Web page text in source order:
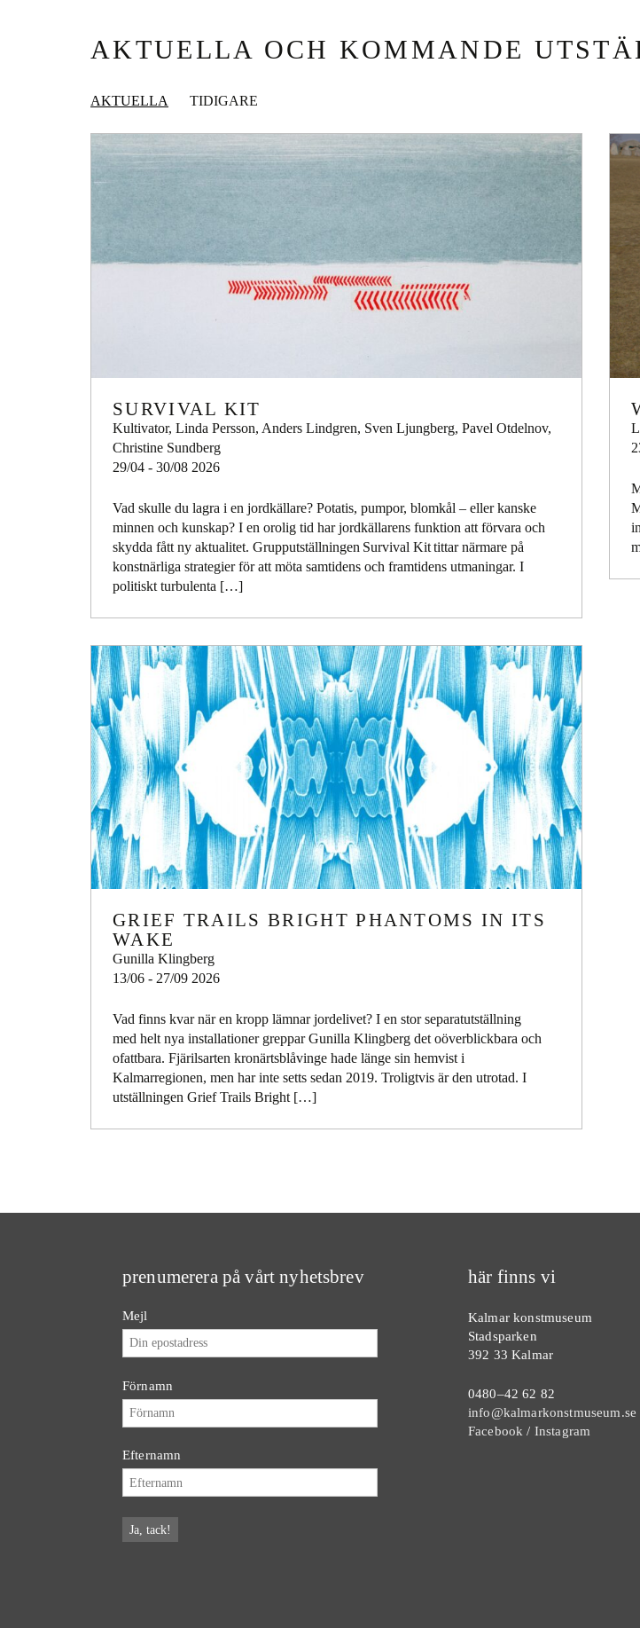
AKTUELLA OCH KOMMANDE
AKTUELLA TIDIGARE
SURVIVAL KIT
Kultivator, Linda Persson, Anders Lindgren, Sven Ljungberg, Pavel Otdelnov,
Christine Sundberg
29/04 - 30/08 2026
Vad skulle du lagra i en jordkällare? Potatis, pumpor, blomkål – eller kanske
minnen och kunskap? I en orolig tid har jordkällarens funktion att förvara och
skydda fått ny aktualitet. Grupputställningen Survival Kit tittar närmare på
konstnärliga strategier för att möta samtidens och framtidens utmaningar. I
politiskt turbulenta […]
GRIEF TRAILS BRIGHT PHANTOMS IN ITS
WAKE
Gunilla Klingberg
13/06 - 27/09 2026
Vad finns kvar när en kropp lämnar jordelivet? I en stor separatutställning
med helt nya installationer greppar Gunilla Klingberg det oöverblickbara och
ofattbara. Fjärilsarten kronärtsblåvinge hade länge sin hemvist i
Kalmarregionen, men har inte setts sedan 2019. Troligtvis är den utrotad. I
utställningen Grief Trails Bright […]
prenumerera på vårt nyhetsbrev
Mejl
Förnamn
Efternamn
här finns vi
Kalmar konstmuseum
Stadsparken
392 33 Kalmar
0480–42 62 82
info@kalmarkonstmuseum.se
Facebook / Instagram